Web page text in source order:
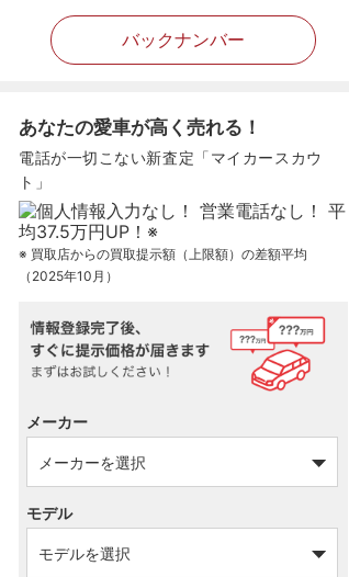
バックナンバー
あなたの愛車が高く売れる！
電話が一切こない新査定「マイカースカウ
ト」
※ 買取店からの買取提示額（上限額）の差額平均
（2025年10月）
メーカー
モデル